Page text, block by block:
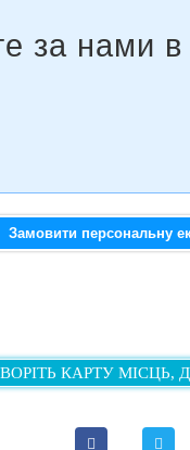
Замовити персональну
КАРТУ МІСЦЬ,